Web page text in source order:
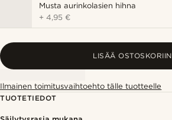
Musta aurinkolasien hihna
+4,95 €
LISÄÄ OSTOSKORIIN
Ilmainen toimitusvaihtoehto tälle tuotteelle
TUOTETIEDOT